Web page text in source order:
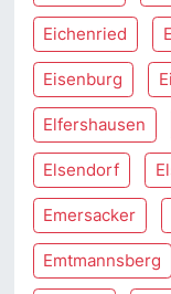
Eichenried
Eisenburg
Elfershausen
Elsendorf
Emersacker
Emtmannsberg